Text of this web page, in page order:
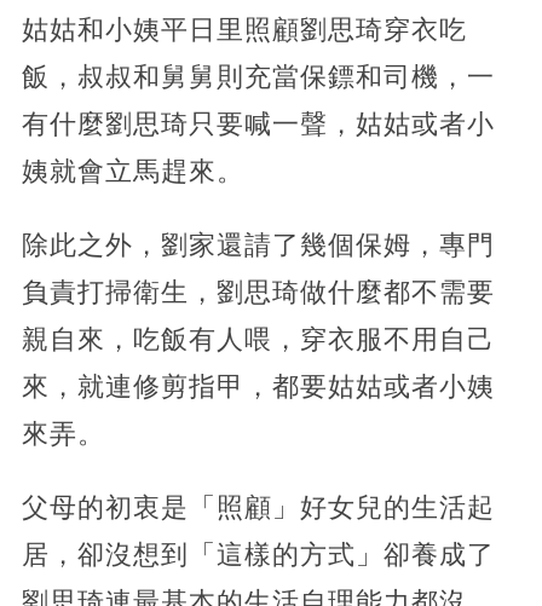
姑姑和小姨平日里照顧劉思琦穿衣吃
飯，叔叔和舅舅則充當保鏢和司機，一
有什麼劉思琦只要喊一聲，姑姑或者小
姨就會立馬趕來。
除此之外，劉家還請了幾個保姆，專門
負責打掃衛生，劉思琦做什麼都不需要
親自來，吃飯有人喂，穿衣服不用自己
來，就連修剪指甲，都要姑姑或者小姨
來弄。
父母的初衷是「照顧」好女兒的生活起
居，卻沒想到「這樣的方式」卻養成了